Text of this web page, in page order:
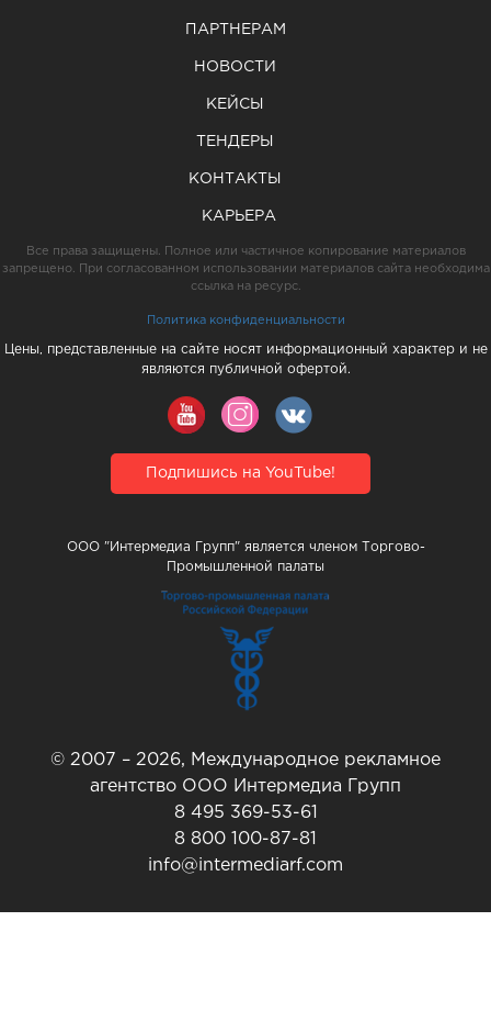
ПАРТНЕРАМ
НОВОСТИ
КЕЙСЫ
ТЕНДЕРЫ
КОНТАКТЫ
КАРЬЕРА
Все права защищены. Полное или частичное копирование материалов
запрещено. При согласованном использовании материалов сайта необходима
ссылка на ресурс.
Политика конфиденциальности
Цены, представленные на сайте носят информационный характер и не
являются публичной офертой.
Подпишись на YouTube!
ООО "Интермедиа Групп" является членом Торгово-
Промышленной палаты
© 2007 – 2026, Международное рекламное
агентство ООО Интермедиа Групп
8 495 369-53-61
8 800 100-87-81
info@intermediarf.com